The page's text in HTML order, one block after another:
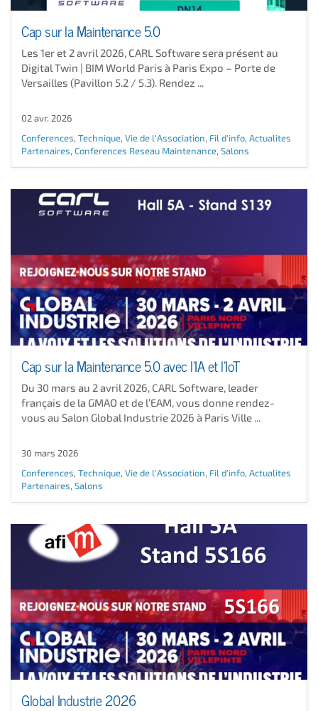
Cap sur la Maintenance 5.0
Les 1er et 2 avril 2026, CARL Software sera présent au
Digital Twin | BIM World Paris à Paris Expo – Porte de
Versailles (Pavillon 5.2 / 5.3). Rendez ...
02 avr. 2026
Conferences, Technique, Vie de l'Association, Fil d'info, Actualites
Partenaires, Conferences Reseau Maintenance, Salons
Cap sur la Maintenance 5.0 avec l’IA et l’IoT
Du 30 mars au 2 avril 2026, CARL Software, leader
français de la GMAO et de l’EAM, vous donne rendez-
vous au Salon Global Industrie 2026 à Paris Ville ...
30 mars 2026
Conferences, Technique, Vie de l'Association, Fil d'info, Actualites
Partenaires, Salons
Global Industrie 2026